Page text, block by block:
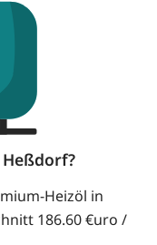
Heizöl in
186.60 €uro /